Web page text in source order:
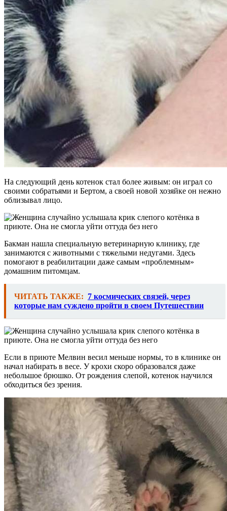
На следующий день котенок стал более живым: он играл со
своими собратьями и Бертом, а своей новой хозяйке он нежно
облизывал лицо.
Бакман нашла специальную ветеринарную клинику, где
занимаются с животными с тяжелыми недугами. Здесь
помогают в реабилитации даже самым «проблемным»
домашним питомцам.
ЧИТАТЬ ТАКЖЕ: 7 космических связей, через
которые нам суждено пройти в своем Путешествии
Если в приюте Мелвин весил меньше нормы, то в клинике он
начал набирать в весе. У крохи скоро образовался даже
небольшое брюшко. От рождения слепой, котенок научился
обходиться без зрения.